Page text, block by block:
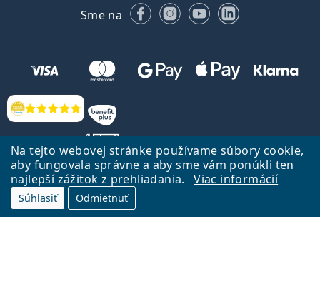
Na tejto webovej stránke používame súbory cookie,
aby fungovala správne a aby sme vám ponúkli ten
najlepší zážitok z prehliadania.
Viac informácií
Súhlasiť Odmietnuť
Hodnotenia
Sme na FacebookuInstagrame
YouTubeLinkedIn
Späť na Úvodnu stránku
Lentiamo.sk vlastní a prevádzkuje spoločnosť Lentiamo s.r.o., Česká